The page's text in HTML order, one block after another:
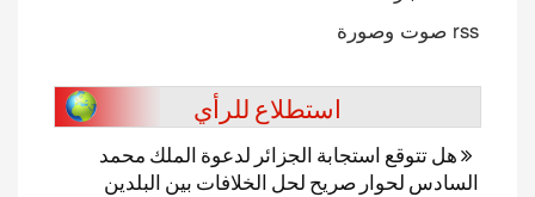
rss صوت وصورة
استطلاع للرأي
هل تتوقع استجابة الجزائر لدعوة الملك محمد
السادس لحوار صريح لحل الخلافات بين البلدين